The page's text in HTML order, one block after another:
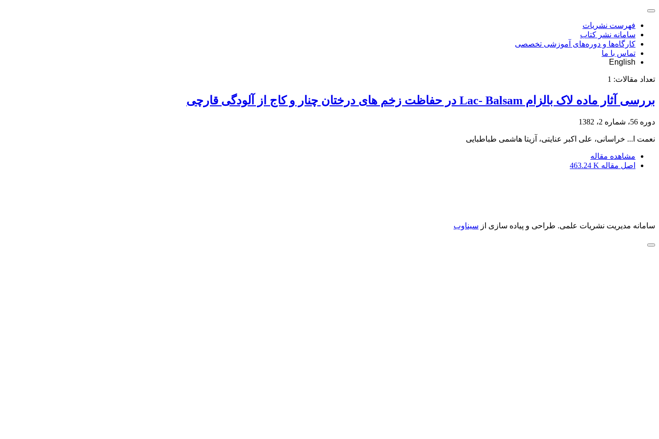
فهرست نشریات
سامانه نشر کتاب
کارگاه‌ها و دوره‌های آموزشی تخصصی
تماس با ما
English
تعداد مقالات: 1
بررسی آثار ماده لاک بالزام Lac- Balsam در حفاظت زخم های درختان چنار و کاج از آلودگی قارچی
دوره 56، شماره 2، 1382
نعمت ا... خراسانی، علی اکبر عنایتی، آزیتا هاشمی طباطبایی
مشاهده مقاله
اصل مقاله 463.24 K
سامانه مدیریت نشریات علمی. طراحی و پیاده سازی از سیناوب